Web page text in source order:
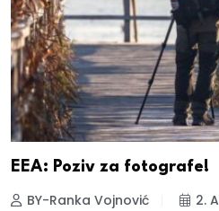
EEA: Poziv za fotografe!
BY-Ranka Vojnović 2.